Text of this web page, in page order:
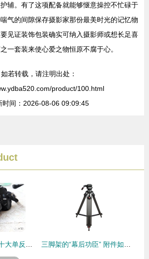
辅。有了这项配备就能够惬意操控不忙碌于
气的间隙保存摄影家那份最美时光的记忆物
见证装饰包装确实可纳入摄影师或想长足喜
一套装来使心爱之物恒原不腐于心。
如若转载，请注明出处：
product/100.html
时间：2026-08-06 09:09:45